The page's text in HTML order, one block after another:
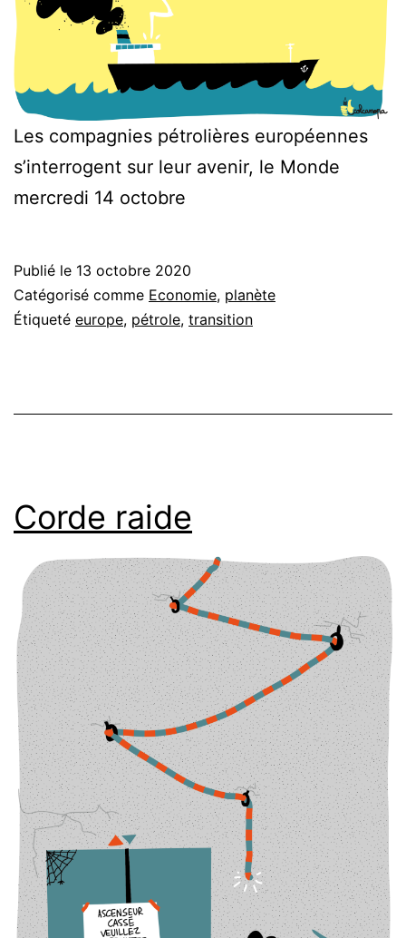
Les compagnies pétrolières européennes
s’interrogent sur leur avenir, le Monde
mercredi 14 octobre
Publié le 13 octobre 2020
Catégorisé comme Economie, planète
Étiqueté europe, pétrole, transition
Corde raide